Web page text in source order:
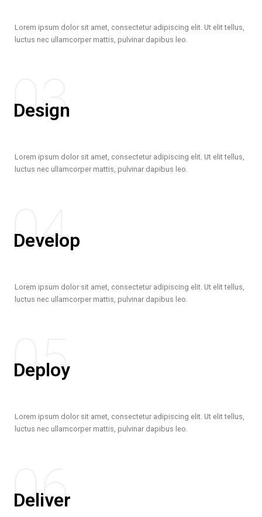
Lorem ipsum dolor sit amet, consectetur adipiscing elit. Ut elit tellus,
luctus nec ullamcorper mattis, pulvinar dapibus leo.
03
Design
Lorem ipsum dolor sit amet, consectetur adipiscing elit. Ut elit tellus,
luctus nec ullamcorper mattis, pulvinar dapibus leo.
04
Develop
Lorem ipsum dolor sit amet, consectetur adipiscing elit. Ut elit tellus,
luctus nec ullamcorper mattis, pulvinar dapibus leo.
05
Deploy
Lorem ipsum dolor sit amet, consectetur adipiscing elit. Ut elit tellus,
luctus nec ullamcorper mattis, pulvinar dapibus leo.
06
Deliver